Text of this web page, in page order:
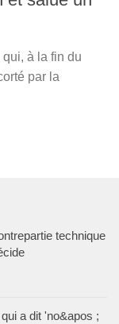
à la fin du
par la
technique
a dit 'no&apos ;